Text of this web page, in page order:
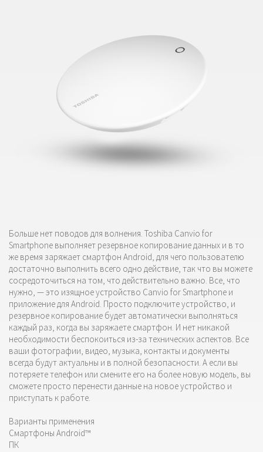
Больше нет поводов для волнения. Toshiba Canvio for
Smartphone выполняет резервное копирование данных и в то
же время заряжает смартфон Android, для чего пользователю
достаточно выполнить всего одно действие, так что вы можете
сосредоточиться на том, что действительно важно. Все, что
нужно, — это изящное устройство Canvio for Smartphone и
приложение для Android. Просто подключите устройство, и
резервное копирование будет автоматически выполняться
каждый раз, когда вы заряжаете смартфон. И нет никакой
необходимости беспокоиться из-за технических аспектов. Все
ваши фотографии, видео, музыка, контакты и документы
всегда будут актуальны и в полной безопасности. А если вы
потеряете телефон или смените его на более новую модель, вы
сможете просто перенести данные на новое устройство и
приступать к работе.
Варианты применения
Смартфоны Android™
ПК